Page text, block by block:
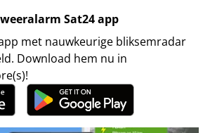
Sat24 app
met nauwkeurige bliksemradar
Download hem nu in